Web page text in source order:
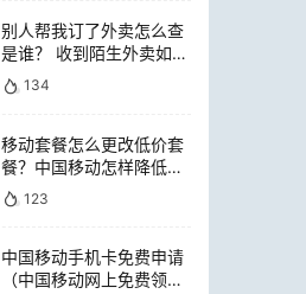
别人帮我订了外卖怎么查
是谁？ 收到陌生外卖如何
查询是谁点的
134
移动套餐怎么更改低价套
餐？中国移动怎样降低套
餐费用
123
中国移动手机卡免费申请
（中国移动网上免费领电